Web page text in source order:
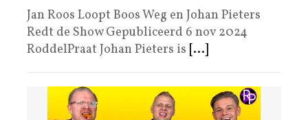
Jan Roos Loopt Boos Weg en Johan Pieters
Redt de Show Gepubliceerd 6 nov 2024
RoddelPraat Johan Pieters is [...]